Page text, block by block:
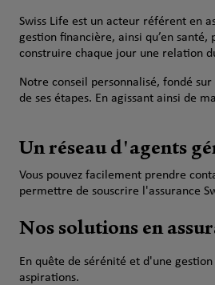
Swiss Life est un acteur référent en
gestion financière, ainsi qu’en
construire chaque jour une relation
Notre conseil personnalisé, fondé
de ses étapes. En agissant ainsi de
Un réseau d'agents
Vous pouvez facilement prendre
permettre de souscrire l'assurance
Nos solutions en
En quête de sérénité et d'une
aspirations.